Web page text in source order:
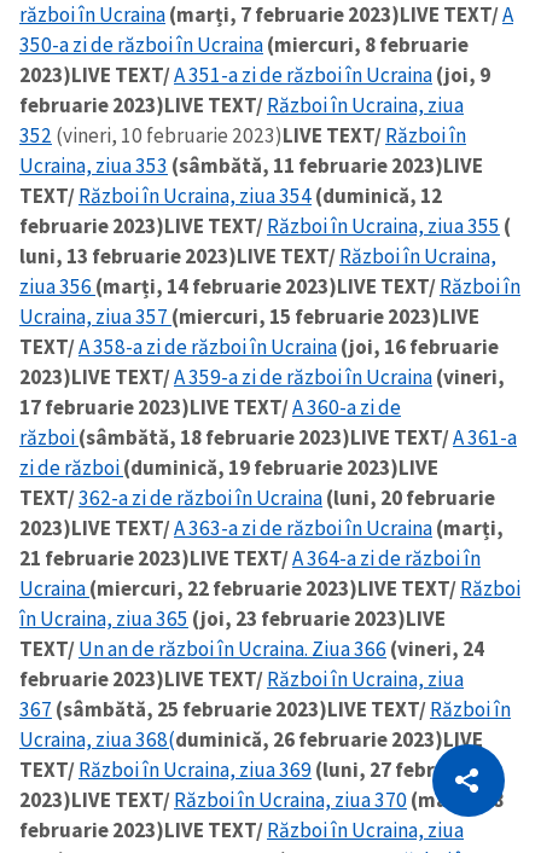
Copiază Link
război în Ucraina(marți, 7 februarie 2023)LIVE TEXT/A
350-a zi de război în Ucraina(miercuri, 8 februarie
2023)LIVE TEXT/A 351-a zi de război în Ucraina(joi, 9
februarie 2023)LIVE TEXT/Război în Ucraina, ziua
352 (vineri, 10 februarie 2023)LIVE TEXT/Război în
Ucraina, ziua 353 (sâmbătă, 11 februarie 2023)LIVE
TEXT/Război în Ucraina, ziua 354(duminică, 12
februarie 2023)LIVE TEXT/Război în Ucraina, ziua 355 (
luni, 13 februarie 2023)LIVE TEXT/Război în Ucraina,
ziua 356 (marți, 14 februarie 2023)LIVE TEXT/Război în
Ucraina, ziua 357 (miercuri, 15 februarie 2023)LIVE
TEXT/A 358-a zi de război în Ucraina(joi, 16 februarie
2023)LIVE TEXT/A 359-a zi de război în Ucraina(vineri,
17 februarie 2023)LIVE TEXT/A 360-a zi de
război(sâmbătă, 18 februarie 2023)LIVE TEXT/A 361-a
zi de război(duminică, 19 februarie 2023)LIVE
TEXT/362-a zi de război în Ucraina(luni, 20 februarie
2023)LIVE TEXT/A 363-a zi de război în Ucraina(marți,
21 februarie 2023)LIVE TEXT/A 364-a zi de război în
Ucraina(miercuri, 22 februarie 2023)LIVE TEXT/Război
în Ucraina, ziua 365 (joi, 23 februarie 2023)LIVE
TEXT/Un an de război în Ucraina. Ziua 366 (vineri, 24
februarie 2023)LIVE TEXT/Război în Ucraina, ziua
367 (sâmbătă, 25 februarie 2023)LIVE TEXT/Război în
Ucraina, ziua 368(duminică, 26 februarie 2023)LIVE
TEXT/Război în Ucraina, ziua 369(luni, 27 februarie
2023)LIVE TEXT/Război în Ucraina, ziua 370(marți, 28
februarie 2023)LIVE TEXT/Război în Ucraina, ziua
Citește articolul
CITEȘTE